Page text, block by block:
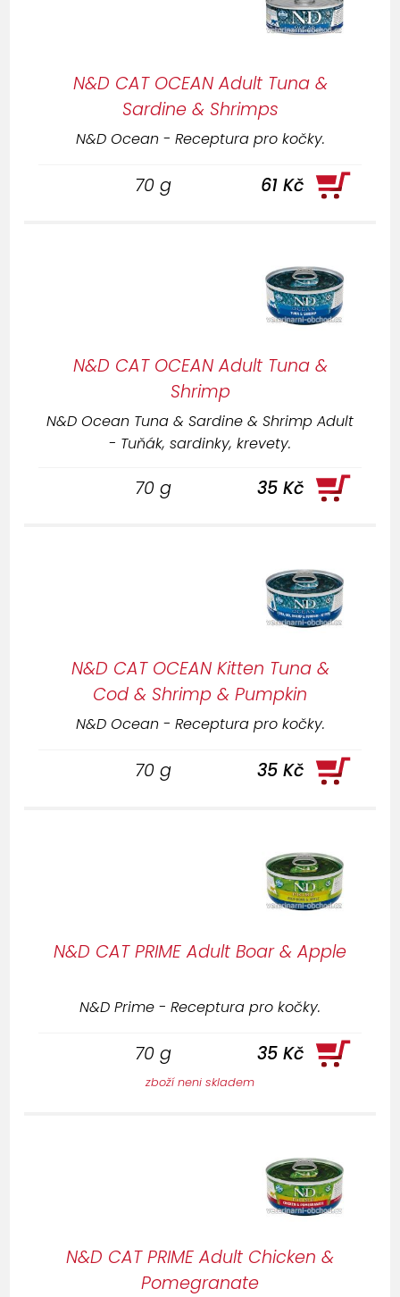
Potřebujete poradit s výběrem?
profesionální konzultaci
N&D CAT OCEAN Adult Tuna &
Sardine & Shrimps
N&D Ocean - Receptura pro kočky.
70 g 61 Kč
N&D CAT OCEAN Adult Tuna &
Shrimp
N&D Ocean Tuna & Sardine & Shrimp Adult
- Tuňák, sardinky, krevety.
70 g 35 Kč
N&D CAT OCEAN Kitten Tuna &
Cod & Shrimp & Pumpkin
N&D Ocean - Receptura pro kočky.
70 g 35 Kč
N&D CAT PRIME Adult Boar & Apple
N&D Prime - Receptura pro kočky.
70 g 35 Kč
zboží neni skladem
N&D CAT PRIME Adult Chicken &
Pomegranate